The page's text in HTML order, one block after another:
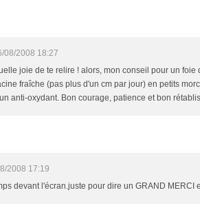
08/2008 18:27
joie de te relire ! alors, mon conseil pour un foie
fraîche (pas plus d'un cm par jour) en petits
anti-oxydant. Bon courage, patience et bon
2008 17:19
devant l'écran.juste pour dire un GRAND MERCI